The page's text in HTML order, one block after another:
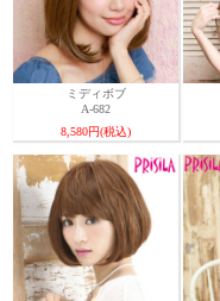
ミディボブ
A-682
8,580円(税込)